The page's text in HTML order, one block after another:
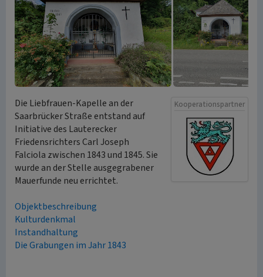
Kooperationspartner
Die Liebfrauen-Kapelle an der
Saarbrücker Straße entstand auf
Initiative des Lauterecker
Friedensrichters Carl Joseph
Falciola zwischen 1843 und 1845. Sie
wurde an der Stelle ausgegrabener
Mauerfunde neu errichtet.
Objektbeschreibung
Kulturdenkmal
Instandhaltung
Die Grabungen im Jahr 1843